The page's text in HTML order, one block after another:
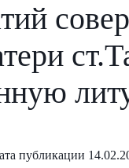
публикации